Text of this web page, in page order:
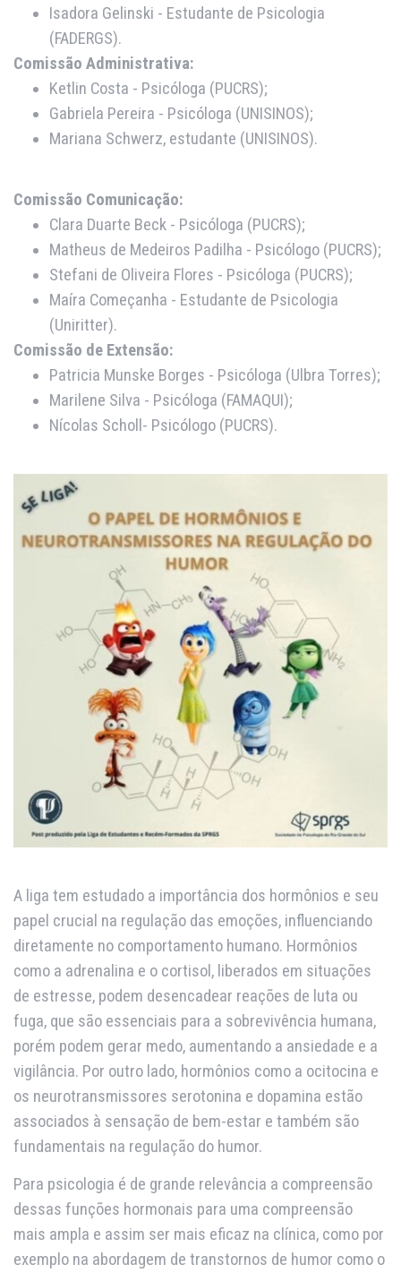
Isadora Gelinski - Estudante de Psicologia
(FADERGS).
Comissão Administrativa:
Ketlin Costa - Psicóloga (PUCRS);
Gabriela Pereira - Psicóloga (UNISINOS);
Mariana Schwerz, estudante (UNISINOS).
Comissão Comunicação:
Clara Duarte Beck - Psicóloga (PUCRS);
Matheus de Medeiros Padilha - Psicólogo (PUCRS);
Stefani de Oliveira Flores - Psicóloga (PUCRS);
Maíra Começanha - Estudante de Psicologia
(Uniritter).
Comissão de Extensão:
Patricia Munske Borges - Psicóloga (Ulbra Torres);
Marilene Silva - Psicóloga (FAMAQUI);
Nícolas Scholl- Psicólogo (PUCRS).
A liga tem estudado a importância dos hormônios e seu
papel crucial na regulação das emoções, influenciando
diretamente no comportamento humano. Hormônios
como a adrenalina e o cortisol, liberados em situações
de estresse, podem desencadear reações de luta ou
fuga, que são essenciais para a sobrevivência humana,
porém podem gerar medo, aumentando a ansiedade e a
vigilância. Por outro lado, hormônios como a ocitocina e
os neurotransmissores serotonina e dopamina estão
associados à sensação de bem-estar e também são
fundamentais na regulação do humor.
Para psicologia é de grande relevância a compreensão
dessas funções hormonais para uma compreensão
mais ampla e assim ser mais eficaz na clínica, como por
exemplo na abordagem de transtornos de humor como o